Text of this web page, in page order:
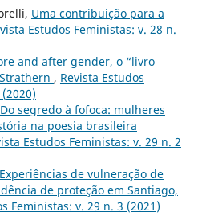
Uma contribuição para a
Estudos Feministas: v. 28 n.
and after gender, o “livro
, Revista Estudos
Do segredo à fofoca: mulheres
na poesia brasileira
Estudos Feministas: v. 29 n. 2
Experiências de vulneração de
de proteção em Santiago,
Feministas: v. 29 n. 3 (2021)